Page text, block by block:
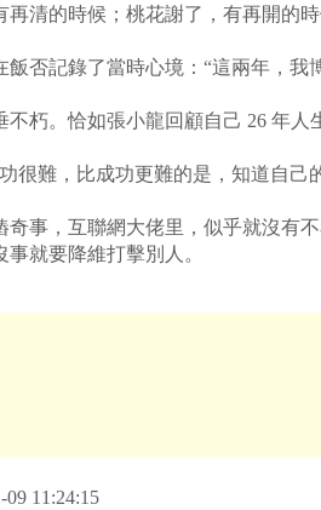
再清的時候；桃花謝了，有再開的
記錄了當時心境：“這兩年，我
不朽。恰如張小龍回顧自己 26 年人
難，比成功更難的是，知道自己
奇事，互聯網大佬里，似乎就沒有
事就要降維打擊別人。
11:24:15